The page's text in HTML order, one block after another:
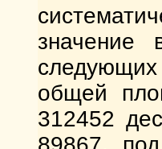
значение
общей
312452